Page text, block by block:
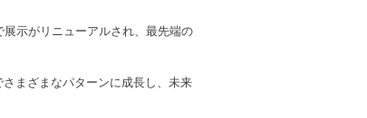
展示がリニューアルされ、最先端の
まざまなパターンに成長し、未来